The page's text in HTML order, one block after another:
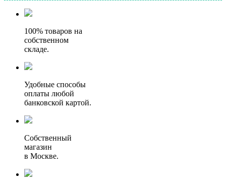
100% товаров на
собственном
складе.
Удобные способы
оплаты любой
банковской картой.
Собственный
магазин
в Москве.